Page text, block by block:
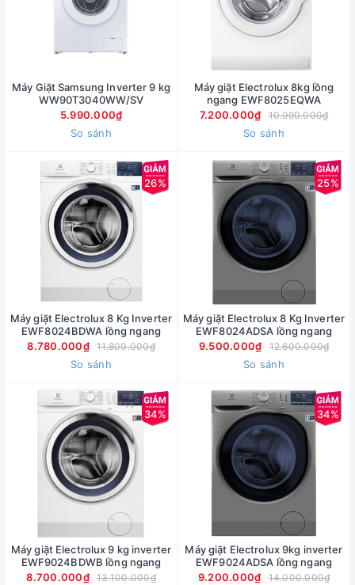
Máy Giặt Samsung Inverter 9 kg
WW90T3040WW/SV
5.990.000₫
So sánh
Máy giặt Electrolux 8kg lồng
ngang EWF8025EQWA
7.200.000₫
10.990.000₫
So sánh
26%
Máy giặt Electrolux 8 Kg Inverter
EWF8024BDWA lồng ngang
8.780.000₫
11.800.000₫
So sánh
25%
Máy giặt Electrolux 8 Kg Inverter
EWF8024ADSA lồng ngang
9.500.000₫
12.600.000₫
So sánh
34%
Máy giặt Electrolux 9 kg inverter
EWF9024BDWB lồng ngang
8.700.000₫
13.100.000₫
34%
Máy giặt Electrolux 9kg inverter
EWF9024ADSA lồng ngang
9.200.000₫
14.000.000₫